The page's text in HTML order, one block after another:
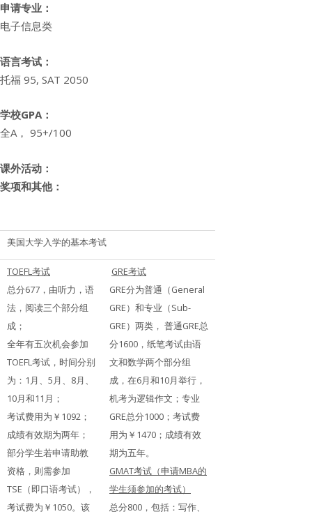
申请专业：
电子信息类
语言考试：
托福 95, SAT 2050
学校GPA：
全A， 95+/100
课外活动：
奖项和其他：
美国大学入学的基本考试
TOEFL考试
总分677，由听力，语
法，阅读三个部分组
成；
全年有五次机会参加
TOEFL考试，时间分别
为：1月、5月、8月、
10月和11月；
考试费用为￥1092；
成绩有效期为两年；
部分学生若申请助教
资格，则需参加
TSE（即口语考试），
考试费为￥1050。该
GRE考试
GRE分为普通（General
GRE）和专业（Sub-
GRE）两类， 普通GRE总
分1600，纸笔考试由语
文和数学两个部分组
成，在6月和10月举行，
机考为逻辑作文；专业
GRE总分1000；考试费
用为￥1470；成绩有效
期为五年。
GMAT考试（申请MBA的
学生须参加的考试）
总分800，包括：写作、